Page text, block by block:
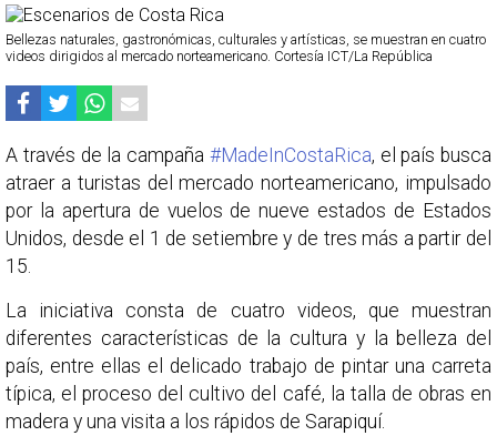
Bellezas naturales, gastronómicas, culturales y artísticas, se muestran en cuatro
videos dirigidos al mercado norteamericano. Cortesía ICT/La República
A través de la campaña #MadeInCostaRica, el país busca
atraer a turistas del mercado norteamericano, impulsado
por la apertura de vuelos de nueve estados de Estados
Unidos, desde el 1 de setiembre y de tres más a partir del
15.
La iniciativa consta de cuatro videos, que muestran
diferentes características de la cultura y la belleza del
país, entre ellas el delicado trabajo de pintar una carreta
típica, el proceso del cultivo del café, la talla de obras en
madera y una visita a los rápidos de Sarapiquí.